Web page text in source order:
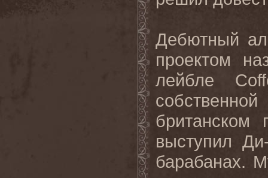
Дебютный
проектом
лейбле
выступил
барабанах.